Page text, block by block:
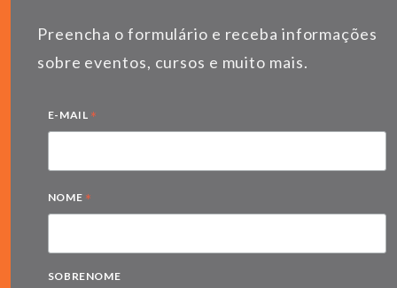
Preencha o formulário e receba informações
sobre eventos, cursos e muito mais.
E-MAIL *
NOME *
SOBRENOME